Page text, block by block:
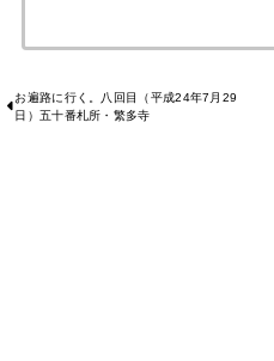
お遍路に行く。八回目（平成24年7月29
日）五十番札所・繁多寺